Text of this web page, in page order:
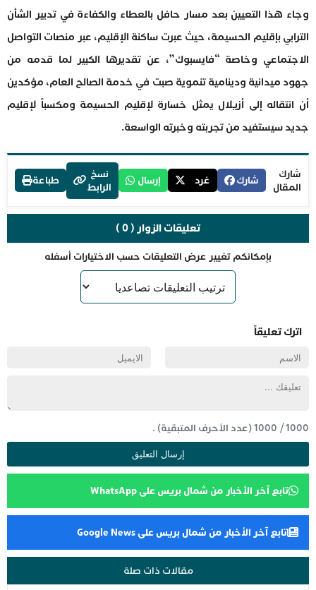
وجاء هذا التعيين بعد مسار حافل بالعطاء والكفاءة في تدبير الشأن
الترابي بإقليم الحسيمة، حيث عبرت ساكنة الإقليم، عبر منصات التواصل
الاجتماعي وخاصة “فايسبوك”، عن تقديرها الكبير لما قدمه من
جهود ميدانية ودينامية تنموية صبت في خدمة الصالح العام، مؤكدين
أن انتقاله إلى أزيلال يمثل خسارة لإقليم الحسيمة ومكسباً لإقليم
جديد سيستفيد من تجربته وخبرته الواسعة.
شارك
المقال
شارك غرد إرسال
نسخ
الرابط
طباعة
تعليقات الزوار ( 0 )
بإمكانكم تغيير عرض التعليقات حسب الاختيارات أسفله
اترك تعليقاً
1000
/
1000(عدد الأحرف المتبقية) .
تابع آخر الأخبار من شمال بريس على WhatsApp
تابع آخر الأخبار من شمال بريس على Google News
مقالات ذات صلة